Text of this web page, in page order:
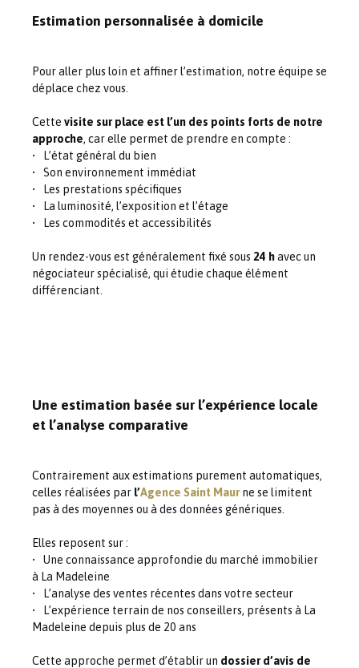
Estimation personnalisée à domicile
Pour aller plus loin et affiner l’estimation, notre équipe se
déplace chez vous.
Cette visite sur place est l’un des points forts de notre
approche, car elle permet de prendre en compte :
L’état général du bien
Son environnement immédiat
Les prestations spécifiques
La luminosité, l’exposition et l’étage
Les commodités et accessibilités
Un rendez-vous est généralement fixé sous 24 havec un
négociateur spécialisé, qui étudie chaque élément
différenciant.
Une estimation basée sur l’expérience locale
et l’analyse comparative
Contrairement aux estimations purement automatiques,
celles réalisées par l’Agence Saint Maurne se limitent
pas à des moyennes ou à des données génériques.
Elles reposent sur :
Une connaissance approfondie du marché immobilier
à La Madeleine
L’analyse des ventes récentes dans votre secteur
L’expérience terrain de nos conseillers, présents à La
Madeleine depuis plus de 20 ans
Cette approche permet d’établir un dossier d’avis de